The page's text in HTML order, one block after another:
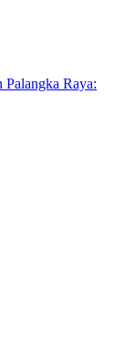
Raya: